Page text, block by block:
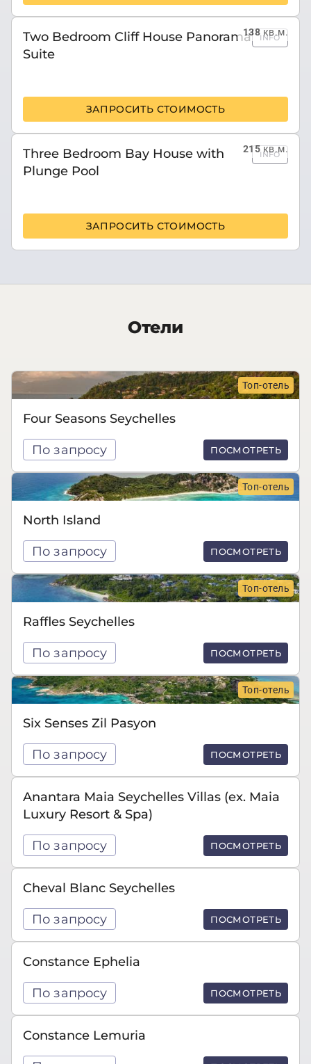
138кв.м.
Two Bedroom Cliff House Panorama
Suite
INFO
ЗАПРОСИТЬ СТОИМОСТЬ
215кв.м.
Three Bedroom Bay House with
Plunge Pool
INFO
ЗАПРОСИТЬ СТОИМОСТЬ
Отели
Топ-отель
Four Seasons Seychelles
По запросу ПОСМОТРЕТЬ
Топ-отель
North Island
По запросу ПОСМОТРЕТЬ
Топ-отель
Raffles Seychelles
По запросу ПОСМОТРЕТЬ
Топ-отель
Six Senses Zil Pasyon
По запросу ПОСМОТРЕТЬ
Anantara Maia Seychelles Villas (ex. Maia
Luxury Resort & Spa)
По запросу ПОСМОТРЕТЬ
Cheval Blanc Seychelles
По запросу ПОСМОТРЕТЬ
Constance Ephelia
По запросу ПОСМОТРЕТЬ
Constance Lemuria